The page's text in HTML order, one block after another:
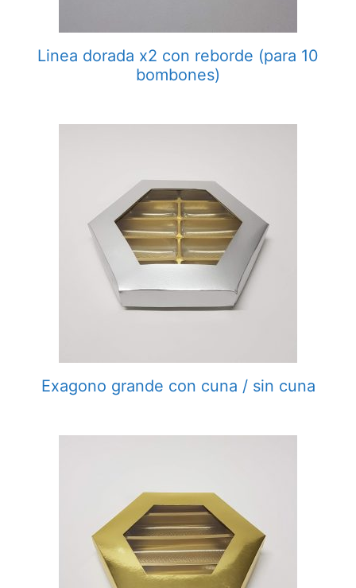
Linea dorada x2 con reborde (para 10
bombones)
Exagono grande con cuna / sin cuna